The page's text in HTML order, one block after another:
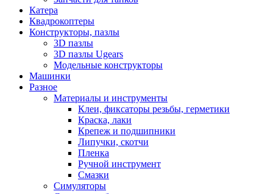
Катера
Квадрокоптеры
Конструкторы, пазлы
3D пазлы
3D пазлы Ugears
Модельные конструкторы
Машинки
Разное
Материалы и инструменты
Клеи, фиксаторы резьбы, герметики
Краска, лаки
Крепеж и подшипники
Липучки, скотчи
Пленка
Ручной инструмент
Смазки
Симуляторы